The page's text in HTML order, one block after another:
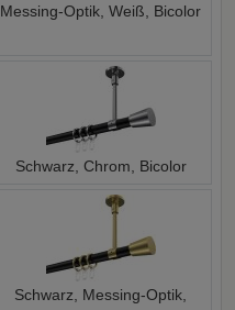
Messing-Optik, Weiß, Bicolor
Schwarz, Chrom, Bicolor
Schwarz, Messing-Optik,